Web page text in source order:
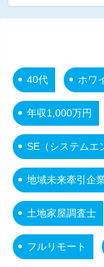
40代 ホワ
年収1,000万円
SE（システムエ
地域未来牽引企
土地家屋調査士
フルリモート